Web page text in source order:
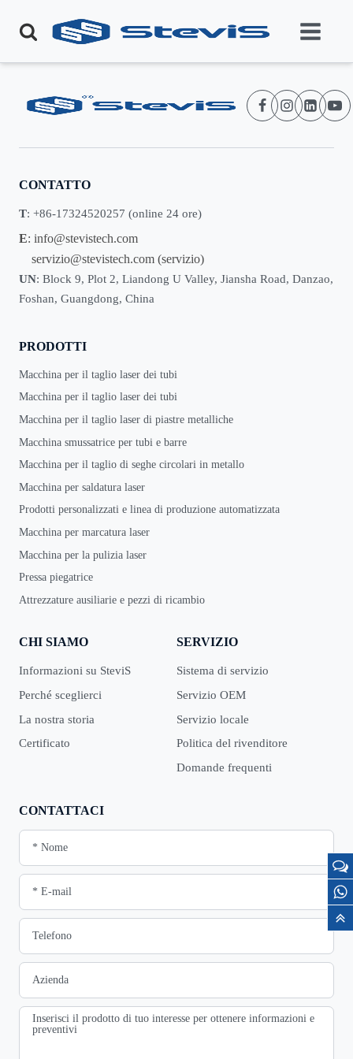
CONTATTO
T: +86-17324520257 (online 24 ore)
E: info@stevistech.com
servizio@stevistech.com (servizio)
UN: Block 9, Plot 2, Liandong U Valley, Jiansha Road, Danzao,
Foshan, Guangdong, China
PRODOTTI
Macchina per il taglio laser dei tubi
Macchina per il taglio laser dei tubi
Macchina per il taglio laser di piastre metalliche
Macchina smussatrice per tubi e barre
Macchina per il taglio di seghe circolari in metallo
Macchina per saldatura laser
Prodotti personalizzati e linea di produzione automatizzata
Macchina per marcatura laser
Macchina per la pulizia laser
Pressa piegatrice
Attrezzature ausiliarie e pezzi di ricambio
CHI SIAMO
Informazioni su SteviS
Perché sceglierci
La nostra storia
Certificato
SERVIZIO
Sistema di servizio
Servizio OEM
Servizio locale
Politica del rivenditore
Domande frequenti
CONTATTACI